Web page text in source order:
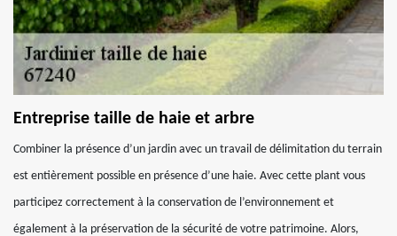
Entreprise taille de haie et arbre
Combiner la présence d’un jardin avec un travail de délimitation du terrain
est entièrement possible en présence d’une haie. Avec cette plant vous
participez correctement à la conservation de l’environnement et
également à la préservation de la sécurité de votre patrimoine. Alors,